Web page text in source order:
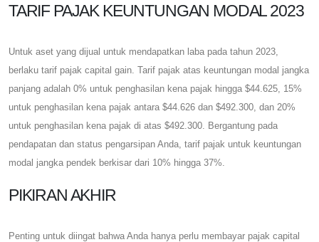
TARIF PAJAK KEUNTUNGAN MODAL 2023
Untuk aset yang dijual untuk mendapatkan laba pada tahun 2023,
berlaku tarif pajak capital gain. Tarif pajak atas keuntungan modal jangka
panjang adalah 0% untuk penghasilan kena pajak hingga $44.625, 15%
untuk penghasilan kena pajak antara $44.626 dan $492.300, dan 20%
untuk penghasilan kena pajak di atas $492.300. Bergantung pada
pendapatan dan status pengarsipan Anda, tarif pajak untuk keuntungan
modal jangka pendek berkisar dari 10% hingga 37%.
PIKIRAN AKHIR
Penting untuk diingat bahwa Anda hanya perlu membayar pajak capital